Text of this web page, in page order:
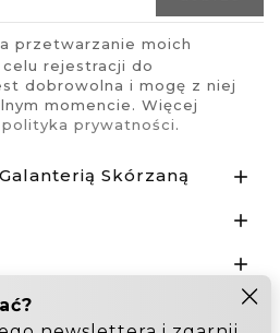
przetwarzanie moich
rejestracji do
dobrowolna i mogę z niej
momencie. Więcej
polityka prywatności.
Skórzaną 

